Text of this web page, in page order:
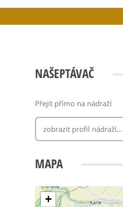
NAŠEPTÁVAČ
Přejít přímo na nádraží
MAPA
+